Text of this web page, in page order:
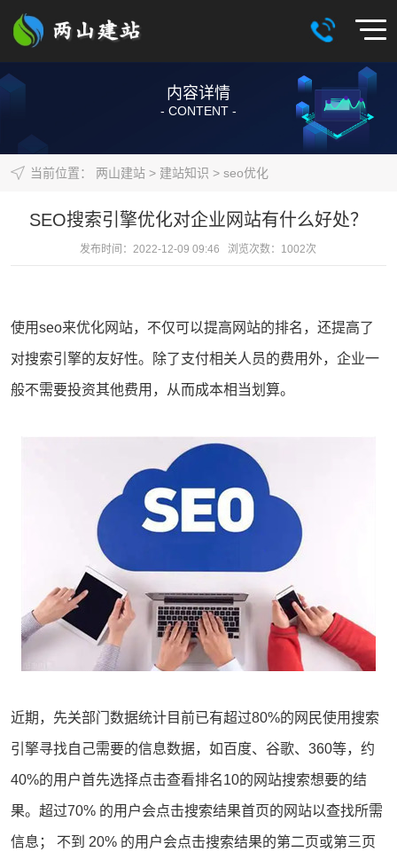
内容详情
- CONTENT -
当前位置： 两山建站> 建站知识 > seo优化
SEO搜索引擎优化对企业网站有什么好处？
发布时间：2022-12-09 09:46 浏览次数： 1002次
使用seo来优化网站，不仅可以提高网站的排名，还提高了
对搜索引擎的友好性。除了支付相关人员的费用外，企业一
般不需要投资其他费用，从而成本相当划算。
近期，先关部门数据统计目前已有超过80%的网民使用搜索
引擎寻找自己需要的信息数据，如百度、谷歌、360等，约
40%的用户首先选择点击查看排名10的网站搜索想要的结
果。超过70% 的用户会点击搜索结果首页的网站以查找所需
信息； 不到 20% 的用户会点击搜索结果的第二页或第三页